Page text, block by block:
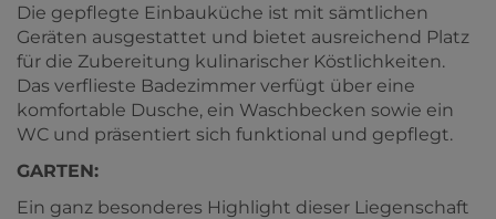
Die gepflegte Einbauküche ist mit sämtlichen
Geräten ausgestattet und bietet ausreichend Platz
für die Zubereitung kulinarischer Köstlichkeiten.
Das verflieste Badezimmer verfügt über eine
komfortable Dusche, ein Waschbecken sowie ein
WC und präsentiert sich funktional und gepflegt.
GARTEN:
Ein ganz besonderes Highlight dieser Liegenschaft